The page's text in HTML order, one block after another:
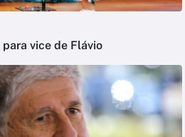
vice de Flávio